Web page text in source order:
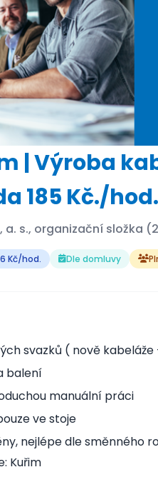
| Výroba
185 Kč./hod.
a. s., organizační složka
Kč/hod. Dle domluvy
svazků ( nově
balení
manuální práci
ve stoje
nejlépe dle směnného
Kuřim